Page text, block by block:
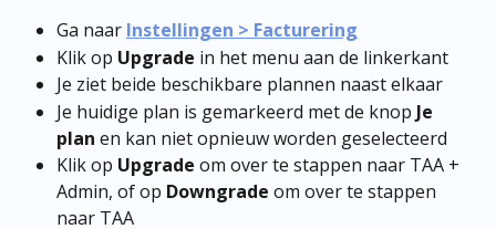
Ga naar Instellingen > Facturering
Klik op Upgrade in het menu aan de linkerkant
Je ziet beide beschikbare plannen naast elkaar
Je huidige plan is gemarkeerd met de knop Je
plan en kan niet opnieuw worden geselecteerd
Klik op Upgrade om over te stappen naar TAA +
Admin, of op Downgrade om over te stappen
naar TAA